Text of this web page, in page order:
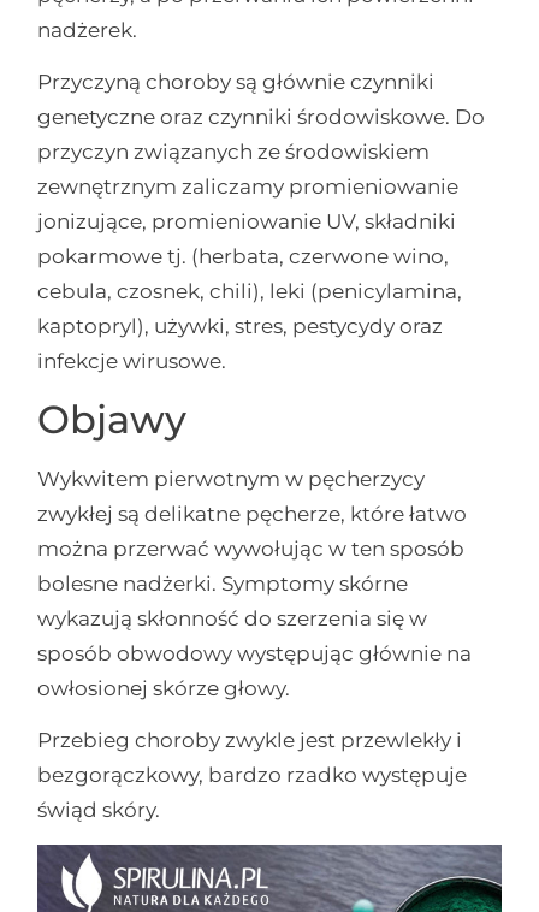
nadżerek.
Przyczyną choroby są głównie czynniki
genetyczne oraz czynniki środowiskowe. Do
przyczyn związanych ze środowiskiem
zewnętrznym zaliczamy promieniowanie
jonizujące, promieniowanie UV, składniki
pokarmowe tj. (herbata, czerwone wino,
cebula, czosnek, chili), leki (penicylamina,
kaptopryl), używki, stres, pestycydy oraz
infekcje wirusowe.
Objawy
Wykwitem pierwotnym w pęcherzycy
zwykłej są delikatne pęcherze, które łatwo
można przerwać wywołując w ten sposób
bolesne nadżerki. Symptomy skórne
wykazują skłonność do szerzenia się w
sposób obwodowy występując głównie na
owłosionej skórze głowy.
Przebieg choroby zwykle jest przewlekły i
bezgorączkowy, bardzo rzadko występuje
świąd skóry.